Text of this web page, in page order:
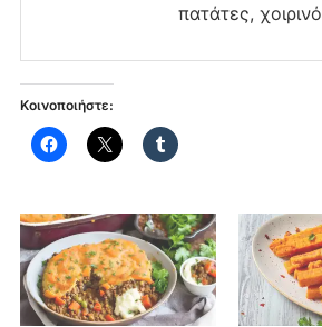
πατάτες, χοιρινό
Κοινοποιήστε: